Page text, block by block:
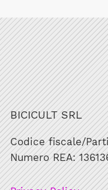
BICICULT SRL
Codice fiscale/
Numero REA: